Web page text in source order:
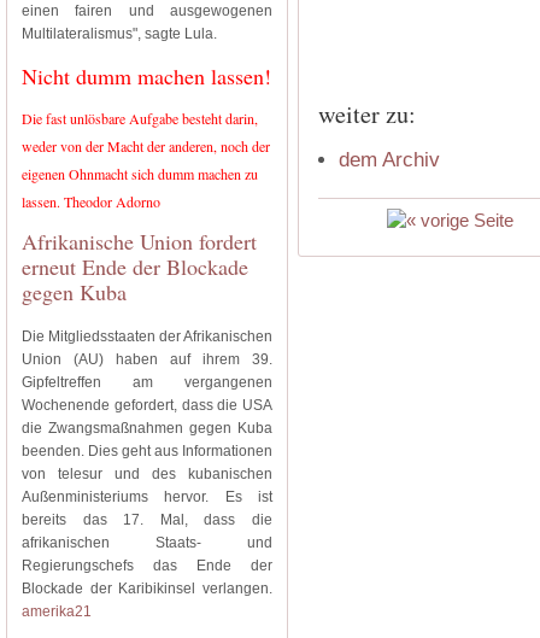
einen fairen und ausgewogenen
Multilateralismus", sagte Lula.
Nicht dumm machen lassen!
Die fast unlösbare Aufgabe besteht darin,
weder von der Macht der anderen, noch der
eigenen Ohnmacht sich dumm machen zu
lassen. Theodor Adorno
Afrikanische Union fordert
erneut Ende der Blockade
gegen Kuba
Die Mitgliedsstaaten der Afrikanischen
Union (AU) haben auf ihrem 39.
Gipfeltreffen am vergangenen
Wochenende gefordert, dass die USA
die Zwangsmaßnahmen gegen Kuba
beenden. Dies geht aus Informationen
von telesur und des kubanischen
Außenministeriums hervor. Es ist
bereits das 17. Mal, dass die
afrikanischen Staats- und
Regierungschefs das Ende der
Blockade der Karibikinsel verlangen.
amerika21
weiter zu:
dem Archiv